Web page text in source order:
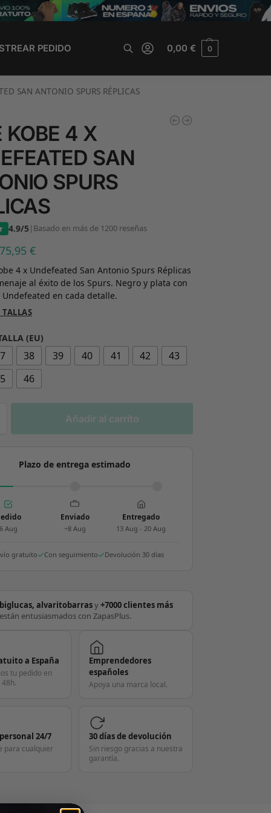
PEDIDO 0,00€ 0
SAN ANTONIO SPURS RÉPLICAS
KOBE 4 X
SAN
SPURS
4.9/5| Basado en más de 1200 reseñas
75,95€
4 x Undefeated San Antonio Spurs Réplicas
al éxito de los Spurs. Negro y plata con
en cada detalle.
(EU)
38 39 40 41 42
43
46
Añadir al carrito
Plazo de entrega estimado
Aug
Enviado
~8 Aug
Entregado
13 Aug - 20 Aug
gratuito Con seguimiento Devolución 30 días
biglucas, alvaritobarrasy+7000 clientes más
están entusiasmados con ZapasPlus.
a España
tu pedido en
Emprendedores
españoles
Apoya una marca local.
24/7
para cualquier
30 días de devolución
Sin riesgo gracias a nuestra
garantía.